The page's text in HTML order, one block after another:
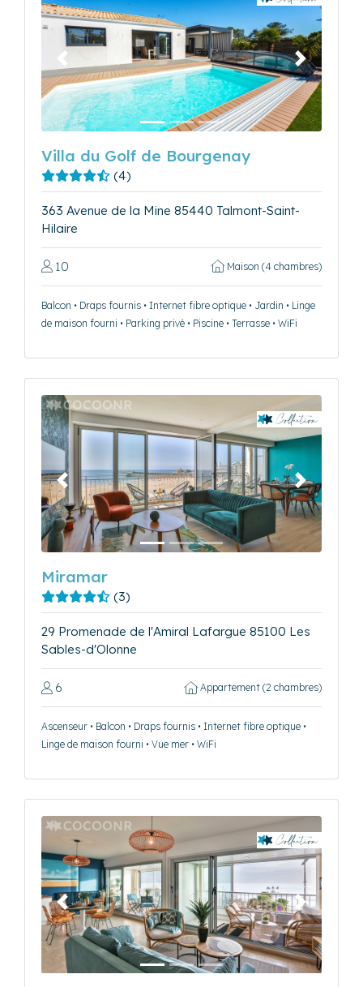
Précédent Suivant
Villa du Golf de Bourgenay
(4)
363 Avenue de la Mine 85440 Talmont-Saint-
Hilaire
10 Maison (4 chambres)
Balcon • Draps fournis • Internet fibre optique • Jardin • Linge
de maison fourni • Parking privé • Piscine • Terrasse • WiFi
Précédent Suivant
Miramar
(3)
29 Promenade de l'Amiral Lafargue 85100 Les
Sables-d'Olonne
6 Appartement (2 chambres)
Ascenseur • Balcon • Draps fournis • Internet fibre optique •
Linge de maison fourni • Vue mer • WiFi
Précédent Suivant